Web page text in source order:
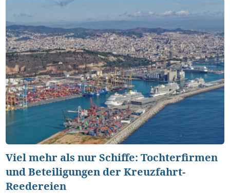
Viel mehr als nur Schiffe: Tochterfirmen
und Beteiligungen der Kreuzfahrt-
Reedereien